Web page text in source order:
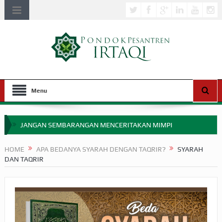
Menu
JANGAN SEMBARANGAN MENCERITAKAN MIMPI
MIMPI YANG DIABAIKAN MENJELANG PERANG BADAR
SEBELUM TIBA SAAT WAJIB?
HAKIKAT NIKMAT DI DUNIA!
HOME APA BEDANYA SYARAH DENGAN TAQRIR?
SYARAH
DAN TAQRIR